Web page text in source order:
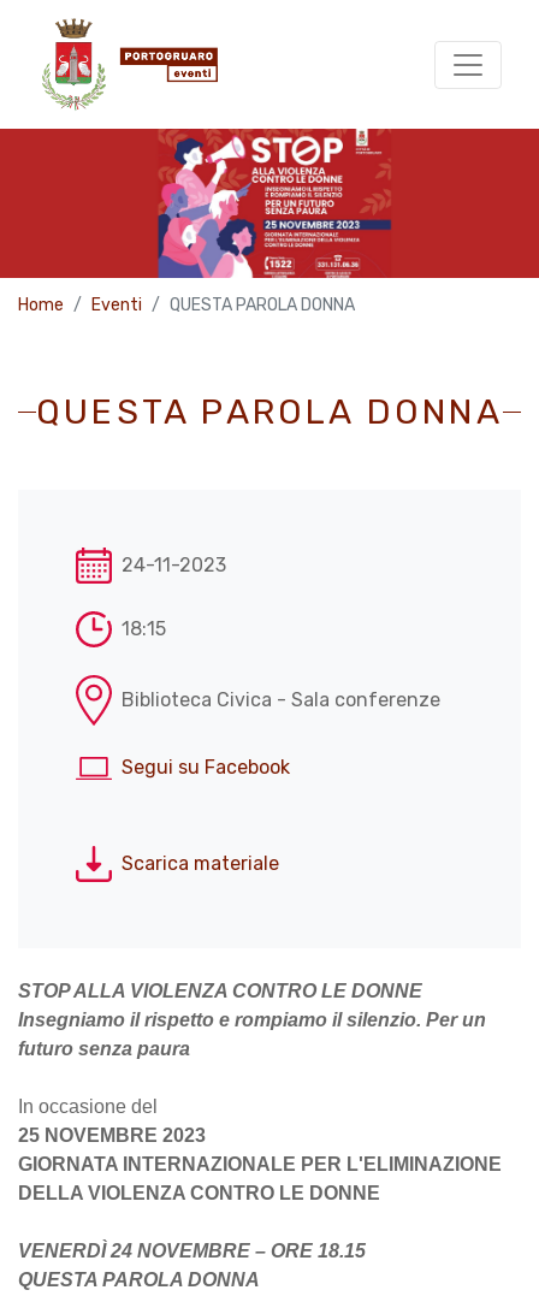
Home Eventi QUESTA PAROLA DONNA
QUESTA PAROLA DONNA
24-11-2023
18:15
Biblioteca Civica - Sala conferenze
Segui su Facebook
Scarica materiale
STOP ALLA VIOLENZA CONTRO LE DONNE
Insegniamo il rispetto e rompiamo il silenzio. Per un
futuro senza paura
In occasione del
25 NOVEMBRE 2023
GIORNATA INTERNAZIONALE PER L'ELIMINAZIONE
DELLA VIOLENZA CONTRO LE DONNE
VENERDÌ 24 NOVEMBRE – ORE 18.15
QUESTA PAROLA DONNA